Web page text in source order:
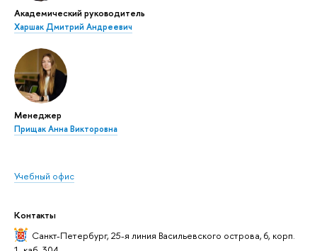
Академический руководитель
Харшак Дмитрий Андреевич
Менеджер
Прищак Анна Викторовна
Учебный офис
Контакты
Санкт-Петербург, 25-я линия Васильевского острова, 6, корп.